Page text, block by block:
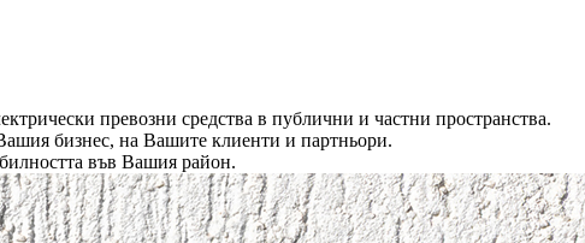
превозни средства в публични и частни пространства.
бизнес, на Вашите клиенти и партньори.
във Вашия район.